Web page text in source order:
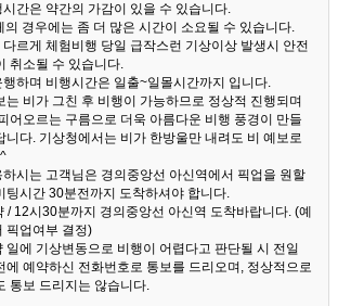
간은 약간의 가감이 있을 수 있습니다.
의 경우에는 좀 더 많은 시간이 소요될 수 있습니다.
르게 체험비행 당일 급작스런 기상이상 발생시 안전
취소될 수 있습니다.
행하며 비행시간은 일출~일몰시간까지 입니다.
는 비가 그친 후 비행이 가능하므로 정상적 진행되며
어오르는 구름으로 더욱 아름다운 비행 풍경이 만들
니다. 기상청에서는 비가 한방울만 내려도 비 예보로
하시는 고객님은 경의중앙선 아신역에서 픽업을 원할
팅시간 30분전까지 도착하셔야 합니다.
/ 12시30분까지 경의중앙선 아신역 도착바랍니다. (예
픽업여부 결정)
일에 기상변동으로 비행이 어렵다고 판단될 시 전일
에 예약하신 전화번호로 통보를 드리오며, 정상적으로
통보 드리지는 않습니다.